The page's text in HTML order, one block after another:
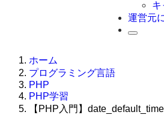
キ
運営元
ホーム
プログラミング言語
PHP
PHP学習
【PHP入門】